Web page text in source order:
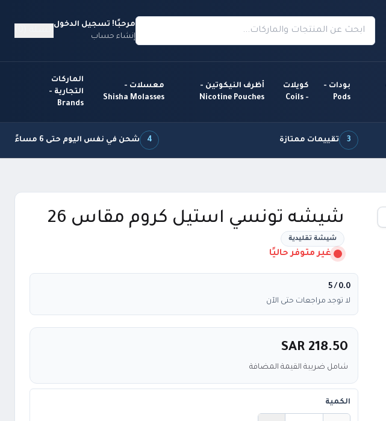
مرحبًا! تسجيل الدخول
إنشاء حساب
بودات -
Pods
كويلات
- Coils
أظرف النيكوتين -
Nicotine Pouches
معسلات -
Shisha Molasses
الماركات
التجارية -
Brands
3 تقييمات ممتازة 4 شحن في نفس اليوم حتى 6 مساءً
شيشه تونسي استيل كروم مقاس 26
شيشة تقليدية
غير متوفر حاليًا
0.0
/ 5
لا توجد مراجعات حتى الآن
SAR 218.50
شامل ضريبة القيمة المضافة
الكمية